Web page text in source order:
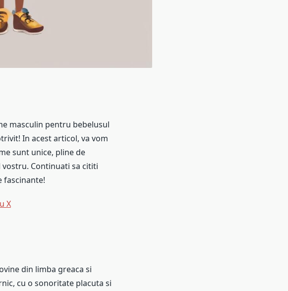
masculin pentru bebelusul
In acest articol, va vom
sunt unice, pline de
Continuati sa cititi
fascinante!
X
din limba greaca si
cu o sonoritate placuta si